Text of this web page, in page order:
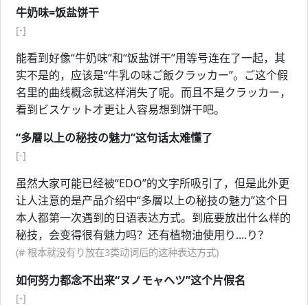
牛奶味=饭盐饼干
[-]
能看到好像“牛奶味”和“饭盐饼干”用等号连在了一起，其
实不是的，应该是“牛乳の味ご飯クラッカー”。ご这个假
名里的曲线概念就这样消失了呢。而且不是クラッカー，
看到ビスケット才更让人容易想到饼干吧。
“多層以上の秘技の魅力”这句话太难懂了
[-]
虽然大家可能已经被“EDO”的文字所吸引了，但是此外更
让人注意的是产品介绍中“多層以上の秘技の魅力”这个日
本人都第一次遇到的日语表达方式。到底要放出什么样的
秘技，会变得很有魅力吗？还有植物油使用り....り？
(# 根本就没有り放在3类动词后的这种表达方式)
如何努力都念不出来“ヌノモャヘツ”这个片假名
[-]